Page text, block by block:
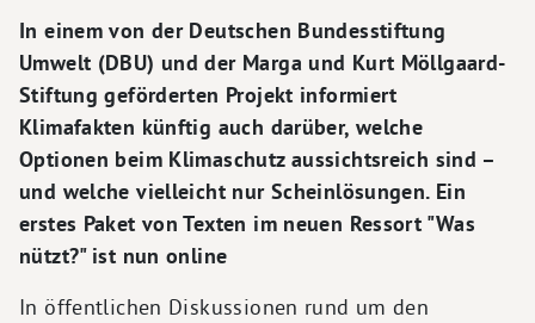
In einem von der Deutschen Bundesstiftung
Umwelt (DBU) und der Marga und Kurt Möllgaard-
Stiftung geförderten Projekt informiert
Klimafakten künftig auch darüber, welche
Optionen beim Klimaschutz aussichtsreich sind –
und welche vielleicht nur Scheinlösungen. Ein
erstes Paket von Texten im neuen Ressort "Was
nützt?" ist nun online
In öffentlichen Diskussionen rund um den